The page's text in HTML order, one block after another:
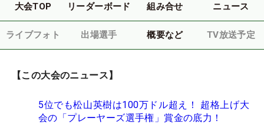
大会TOP リーダーボード 組み合せ ニュース
ライブフォト 出場選手 概要など TV放送予定
【この大会のニュース】
5位でも松山英樹は100万ドル超え！ 超格上げ大
会の「プレーヤーズ選手権」賞金の底力！